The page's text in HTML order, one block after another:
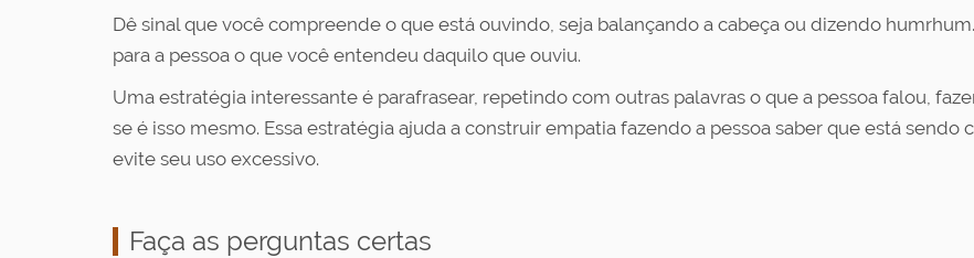
Dê sinal que você compreende o que está ouvindo, seja balançando a cabeça ou dizendo
para a pessoa o que você entendeu daquilo que ouviu.
Uma estratégia interessante é parafrasear, repetindo com outras palavras o que a pessoa falou,
se é isso mesmo. Essa estratégia ajuda a construir empatia fazendo a pessoa saber que está
evite seu uso excessivo.
Faça as perguntas certas